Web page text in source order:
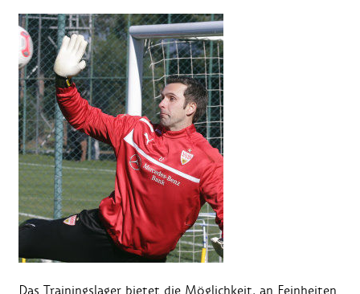
Das Trainingslager bietet die Möglichkeit, an Feinheiten